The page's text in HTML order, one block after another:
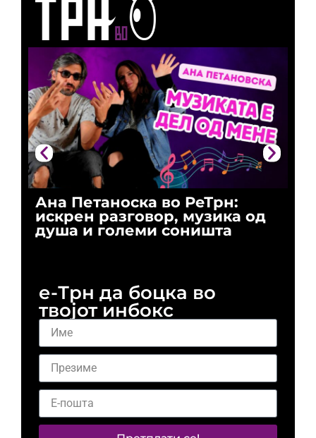
Ана Петаноска во РеТрн:
искрен разговор, музика од
душа и големи соништа
е-Трн да боцка во
твојот инбокс